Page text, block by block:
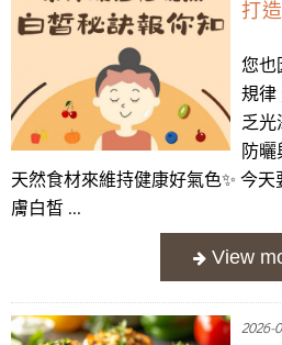
打
您也
規律
乏
防曬
天然食材來維持健康好氣色✨ 今
膚白皙 ...
2026-